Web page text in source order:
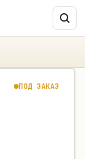
ПОД ЗАКАЗ